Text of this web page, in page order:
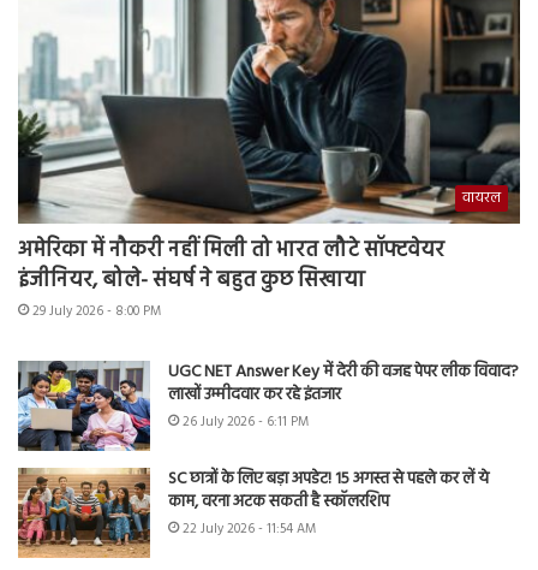
वायरल
अमेरिका में नौकरी नहीं मिली तो भारत लौटे सॉफ्टवेयर
इंजीनियर, बोले- संघर्ष ने बहुत कुछ सिखाया
29 July 2026 - 8:00 PM
UGC NET Answer Key में देरी की वजह पेपर लीक विवाद?
लाखों उम्मीदवार कर रहे इंतजार
26 July 2026 - 6:11 PM
SC छात्रों के लिए बड़ा अपडेट! 15 अगस्त से पहले कर लें ये
काम, वरना अटक सकती है स्कॉलरशिप
22 July 2026 - 11:54 AM